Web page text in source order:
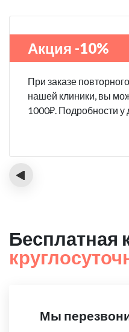
Акция -10%
При заказе
нашей клиники, вы
1000₽. Подробности у
‹
Бесплатная
Мы